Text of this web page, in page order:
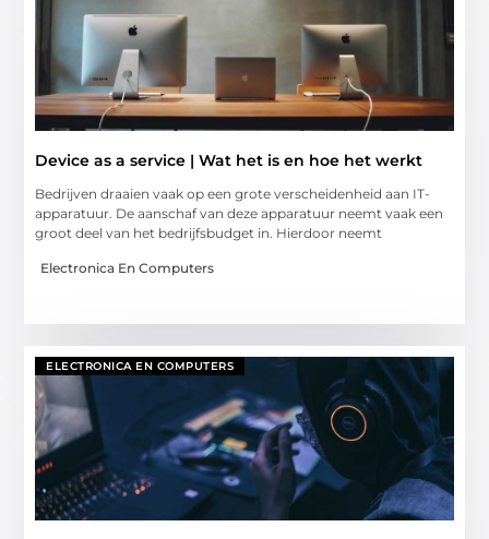
Device as a service | Wat het is en hoe het werkt
Bedrijven draaien vaak op een grote verscheidenheid aan IT-
apparatuur. De aanschaf van deze apparatuur neemt vaak een
groot deel van het bedrijfsbudget in. Hierdoor neemt
Electronica En Computers
ELECTRONICA EN COMPUTERS